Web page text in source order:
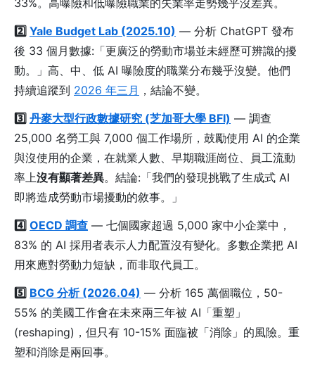
2️⃣ Yale Budget Lab (2025.10) — 分析 ChatGPT 發布
後 33 個月數據:「更廣泛的勞動市場並未經歷可辨識的擾
動。」高、中、低 AI 曝險度的職業分布幾乎沒變。他們
持續追蹤到 2026 年三月 ，結論不變。
3️⃣ 丹麥大型行政數據研究 (芝加哥大學 BFI) — 調查
25,000 名勞工與 7,000 個工作場所，鼓勵使用 AI 的企業
與沒使用的企業，在就業人數、早期職涯崗位、員工流動
率上沒有顯著差異。結論:「我們的發現挑戰了生成式 AI
即將造成勞動市場擾動的敘事。」
4️⃣ OECD 調查 — 七個國家超過 5,000 家中小企業中，
83% 的 AI 採用者表示人力配置沒有變化。多數企業把 AI
用來應對勞動力短缺，而非取代員工。
5️⃣ BCG 分析 (2026.04) — 分析 165 萬個職位，50-
55% 的美國工作會在未來兩三年被 AI「重塑」
(reshaping)，但只有 10-15% 面臨被「消除」的風險。重
塑和消除是兩回事。